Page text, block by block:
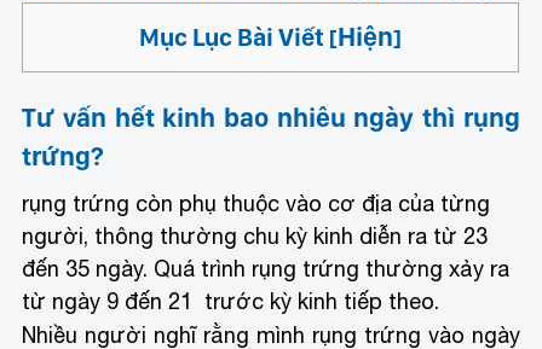
Mục Lục Bài Viết [Hiện]
Tư vấn hết kinh bao nhiêu ngày thì rụng
trứng?
rụng trứng còn phụ thuộc vào cơ địa của từng
người, thông thường chu kỳ kinh diễn ra từ 23
đến 35 ngày. Quá trình rụng trứng thường xảy ra
từ ngày 9 đến 21 trước kỳ kinh tiếp theo.
Nhiều người nghĩ rằng mình rụng trứng vào ngày